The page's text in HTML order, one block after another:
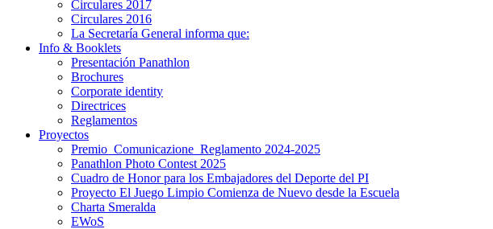
Circulares 2017
Circulares 2016
La Secretaría General informa que:
Info & Booklets
Presentación Panathlon
Brochures
Corporate identity
Directrices
Reglamentos
Proyectos
Premio_Comunicazione_Reglamento 2024-2025
Panathlon Photo Contest 2025
Cuadro de Honor para los Embajadores del Deporte del PI
Proyecto El Juego Limpio Comienza de Nuevo desde la Escuela
Charta Smeralda
EWoS